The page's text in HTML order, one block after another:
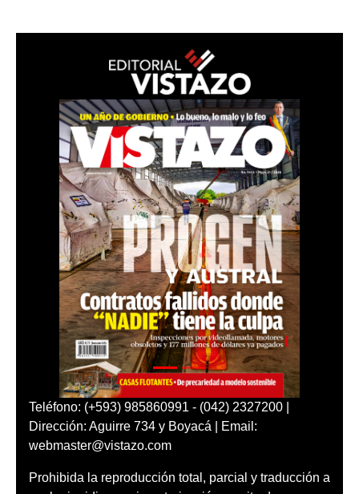
Teléfono: (+593) 985860991 - (042) 2327200 |
Dirección: Aguirre 734 y Boyacá | Email:
webmaster@vistazo.com
Prohibida la reproducción total, parcial y traducción a